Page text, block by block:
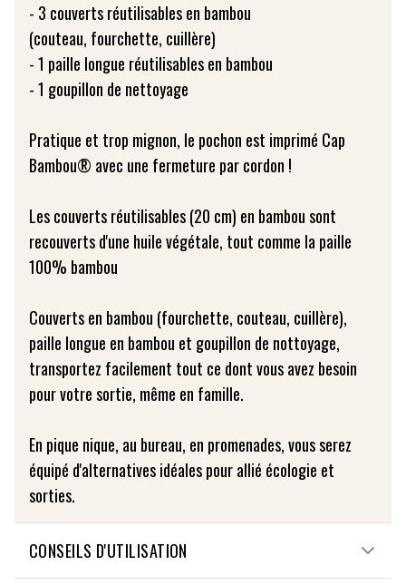
- 3 couverts réutilisables en bambou
(couteau, fourchette, cuillère)
- 1 paille longue réutilisables en bambou
- 1 goupillon de nettoyage
Pratique et trop mignon, le pochon est imprimé Cap
Bambou® avec une fermeture par cordon !
Les couverts réutilisables (20 cm) en bambou sont
recouverts d'une huile végétale, tout comme la paille
100% bambou
Couverts en bambou (fourchette, couteau, cuillère),
paille longue en bambou et goupillon de nottoyage,
transportez facilement tout ce dont vous avez besoin
pour votre sortie, même en famille.
En pique nique, au bureau, en promenades, vous serez
équipé d'alternatives idéales pour allié écologie et
sorties.
CONSEILS D'UTILISATION